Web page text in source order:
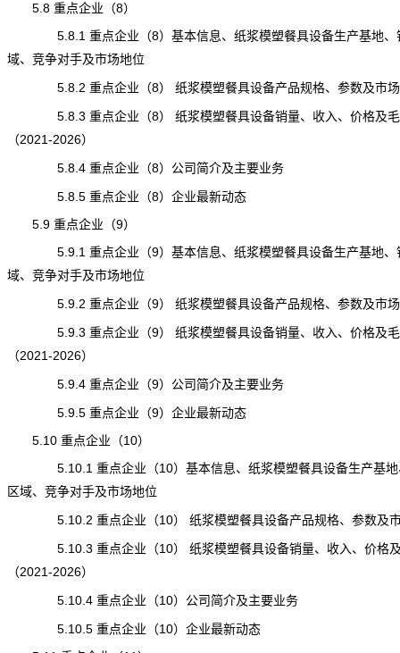
5.8 重点企业（8）
5.8.1 重点企业（8）基本信息、纸浆模塑餐具设备生产基地、
域、竞争对手及市场地位
5.8.2 重点企业（8） 纸浆模塑餐具设备产品规格、参数及市场
5.8.3 重点企业（8） 纸浆模塑餐具设备销量、收入、价格及毛
（2021-2026）
5.8.4 重点企业（8）公司简介及主要业务
5.8.5 重点企业（8）企业最新动态
5.9 重点企业（9）
5.9.1 重点企业（9）基本信息、纸浆模塑餐具设备生产基地、
域、竞争对手及市场地位
5.9.2 重点企业（9） 纸浆模塑餐具设备产品规格、参数及市场
5.9.3 重点企业（9） 纸浆模塑餐具设备销量、收入、价格及毛
（2021-2026）
5.9.4 重点企业（9）公司简介及主要业务
5.9.5 重点企业（9）企业最新动态
5.10 重点企业（10）
5.10.1 重点企业（10）基本信息、纸浆模塑餐具设备生产基地
区域、竞争对手及市场地位
5.10.2 重点企业（10） 纸浆模塑餐具设备产品规格、参数及市
5.10.3 重点企业（10） 纸浆模塑餐具设备销量、收入、价格及
（2021-2026）
5.10.4 重点企业（10）公司简介及主要业务
5.10.5 重点企业（10）企业最新动态